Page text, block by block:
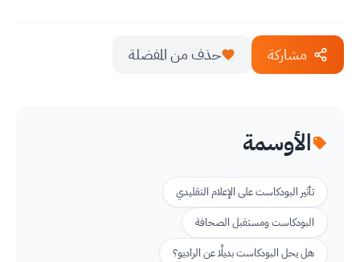
مشاركة حذف من المفضلة
الأوسمة
تأثير البودكاست على الإعلام التقليدي
البودكاست ومستقبل الصحافة
هل يحل البودكاست بديلًا عن الراديو؟